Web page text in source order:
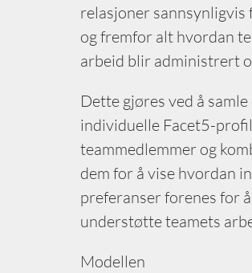
relasjoner sannsynligvis
og fremfor alt hvordan
arbeid blir administrert
Dette gjøres ved å samle
individuelle Facet5-
teammedlemmer og
dem for å vise hvordan
preferanser forenes for å
understøtte teamets
Modellen